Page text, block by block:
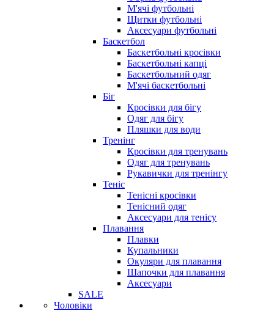
М'ячі футбольні
Щитки футбольні
Аксесуари футбольні
Баскетбол
Баскетбольні кросівки
Баскетбольні капці
Баскетбольний одяг
М'ячі баскетбольні
Біг
Кросівки для бігу
Одяг для бігу
Пляшки для води
Тренінг
Кросівки для тренувань
Одяг для тренувань
Рукавички для тренінгу
Теніс
Тенісні кросівки
Тенісний одяг
Аксесуари для тенісу
Плавання
Плавки
Купальники
Окуляри для плавання
Шапочки для плавання
Аксесуари
SALE
Чоловіки